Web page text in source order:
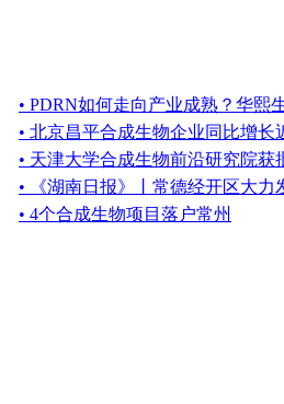
• PDRN如何走向产业成熟？华熙
• 北京昌平合成生物企业同比增长
• 天津大学合成生物前沿研究院获
• 《湖南日报》丨常德经开区大力
• 4个合成生物项目落户常州